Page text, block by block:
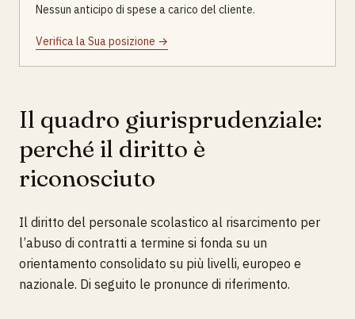
Nessun anticipo di spese a carico del cliente.
Verifica la Sua posizione →
Il quadro giurisprudenziale:
perché il diritto è
riconosciuto
Il diritto del personale scolastico al risarcimento per
l’abuso di contratti a termine si fonda su un
orientamento consolidato su più livelli, europeo e
nazionale. Di seguito le pronunce di riferimento.